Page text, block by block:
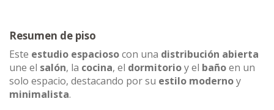
Resumen de piso
Este estudio espaciosocon una distribución abierta
une el salón, la cocina, el dormitorioy el bañoen un
solo espacio, destacando por su estilo modernoy
minimalista.